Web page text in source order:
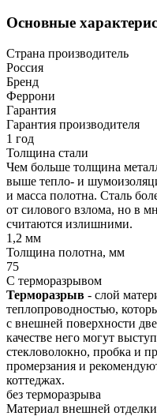
Основные
Страна производитель
Россия
Бренд
Феррони
Гарантия
Гарантия производителя
1 год
Толщина стали
Чем больше толщина
выше тепло- и
и масса полотна. Сталь
от силового взлома, но в
считаются излишними.
1,2 мм
Толщина полотна, мм
75
С терморазрывом
Терморазрыв - слой
теплопроводностью,
с внешней поверхности
качестве него могут
стекловолокно, пробка и
промерзания и
коттеджах.
без терморазрыва
Материал внешней отделки